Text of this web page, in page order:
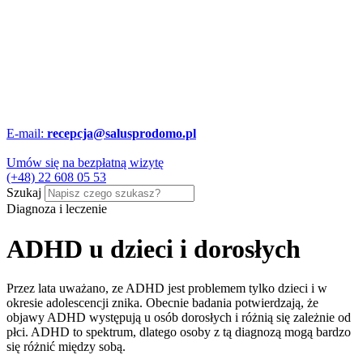
E-mail: recepcja@salusprodomo.pl
Umów się na bezpłatną wizytę
(+48) 22 608 05 53
Szukaj
Diagnoza i leczenie
ADHD u dzieci i dorosłych
Przez lata uważano, ze ADHD jest problemem tylko dzieci i w
okresie adolescencji znika. Obecnie badania potwierdzają, że
objawy ADHD występują u osób dorosłych i różnią się zależnie od
płci. ADHD to spektrum, dlatego osoby z tą diagnozą mogą bardzo
się różnić między sobą.